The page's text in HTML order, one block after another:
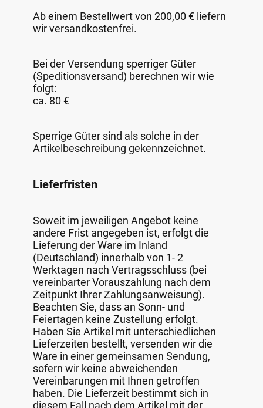
Ab einem Bestellwert von 200,00 € liefern
wir versandkostenfrei.
Bei der Versendung sperriger Güter
(Speditionsversand) berechnen wir wie
folgt:
ca. 80 €
Sperrige Güter sind als solche in der
Artikelbeschreibung gekennzeichnet.
Lieferfristen
Soweit im jeweiligen Angebot keine
andere Frist angegeben ist, erfolgt die
Lieferung der Ware im Inland
(Deutschland) innerhalb von 1- 2
Werktagen nach Vertragsschluss (bei
vereinbarter Vorauszahlung nach dem
Zeitpunkt Ihrer Zahlungsanweisung).
Beachten Sie, dass an Sonn- und
Feiertagen keine Zustellung erfolgt.
Haben Sie Artikel mit unterschiedlichen
Lieferzeiten bestellt, versenden wir die
Ware in einer gemeinsamen Sendung,
sofern wir keine abweichenden
Vereinbarungen mit Ihnen getroffen
haben. Die Lieferzeit bestimmt sich in